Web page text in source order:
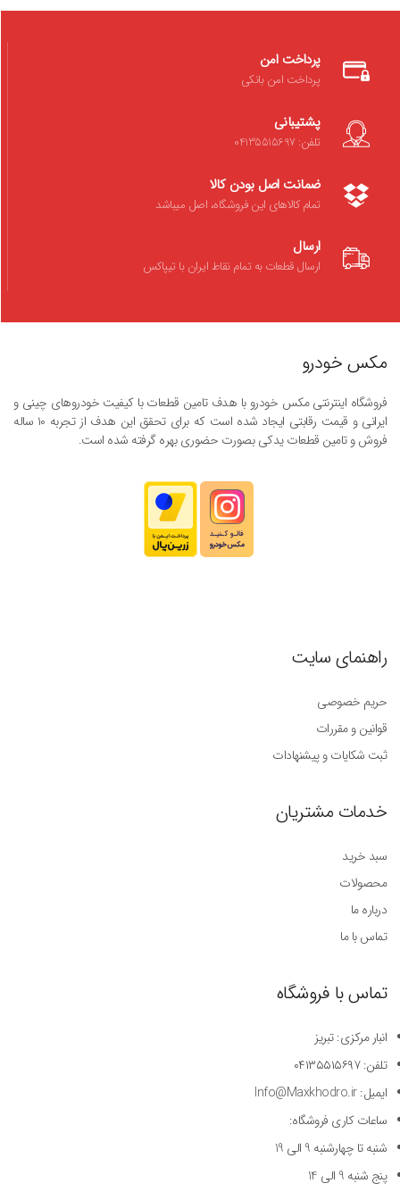
پرداخت امن
پرداخت امن بانکی
پشتیبانی
تلفن: 04135515697
ضمانت اصل بودن کالا
تمام کالاهای این فروشگاه، اصل میباشد
ارسال
ارسال قطعات به تمام نقاط ایران با تیپاکس
مکس خودرو
فروشگاه اینترنتی مکس خودرو با هدف تامین قطعات با کیفیت خودروهای چینی و
ایرانی و قیمت رقابتی ایجاد شده است که برای تحقق این هدف از تجربه ۱۰ ساله
فروش و تامین قطعات یدکی بصورت حضوری بهره گرفته شده است.
راهنمای سایت
حریم خصوصی
قوانین و مقررات
ثبت شکایات و پیشنهادات
خدمات مشتریان
سبد خرید
محصولات
درباره ما
تماس با ما
تماس با فروشگاه
انبار مرکزی: تبریز
تلفن: ۰۴۱۳۵۵۱۵۶۹۷
ایمیل: Info@Maxkhodro.ir
ساعات کاری فروشگاه:
شنبه تا چهارشنبه 9 الی 19
پنج شنبه 9 الی 14